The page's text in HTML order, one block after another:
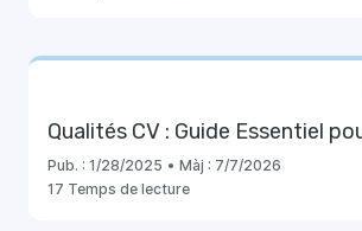
Qualités CV : Guide Essentiel
Pub. : 1/28/2025 • Màj : 7/7/2026
17 Temps de lecture